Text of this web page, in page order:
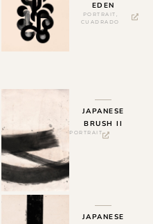
EDEN
PORTRAIT ,
CUADRADO
JAPANESE
BRUSH II
PORTRAIT
JAPANESE